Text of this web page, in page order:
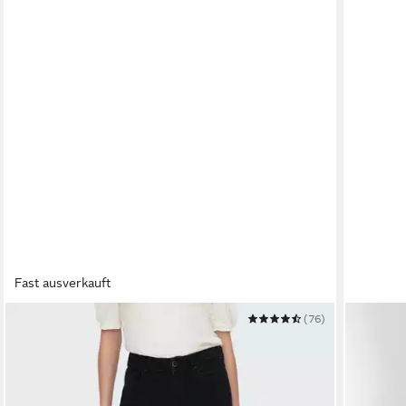
Fast ausverkauft
Bootcut-Jeans ONLBLUSH MID FLARED DNM
TAI1099 NOOS
(76)
UVP 49,99 €